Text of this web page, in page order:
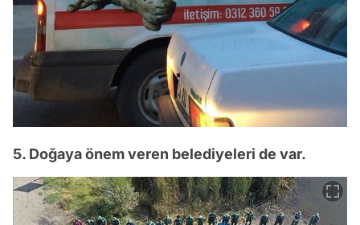
5. Doğaya önem veren belediyeleri de var.